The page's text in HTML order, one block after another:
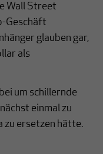
Wall Street
Geschäft
glauben gar,
als
um schillernde
einmal zu
zu ersetzen hätte.